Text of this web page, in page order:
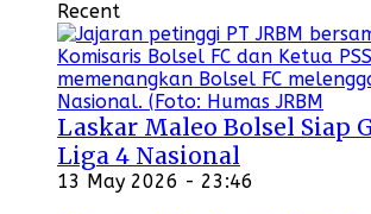
Recent
Laskar Maleo Bolsel Siap
Liga 4 Nasional
13 May 2026 - 23:46